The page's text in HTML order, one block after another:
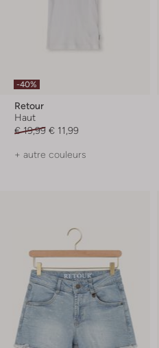
-40%
Retour
Haut
€ 19,99 € 11,99
+ autre couleurs